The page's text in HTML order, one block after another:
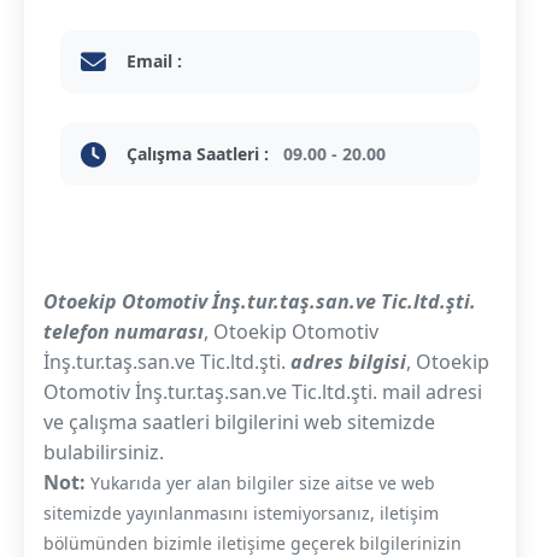
Email :
Çalışma Saatleri : 09.00 - 20.00
Otoekip Otomotiv İnş.tur.taş.san.ve Tic.ltd.şti.
telefon numarası, Otoekip Otomotiv
İnş.tur.taş.san.ve Tic.ltd.şti. adres bilgisi, Otoekip
Otomotiv İnş.tur.taş.san.ve Tic.ltd.şti. mail adresi
ve çalışma saatleri bilgilerini web sitemizde
bulabilirsiniz.
Not: Yukarıda yer alan bilgiler size aitse ve web
sitemizde yayınlanmasını istemiyorsanız, iletişim
bölümünden bizimle iletişime geçerek bilgilerinizin